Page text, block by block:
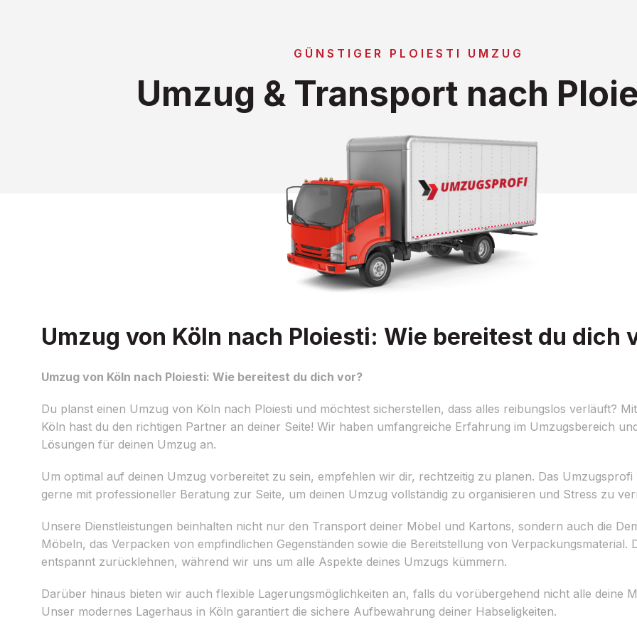
GÜNSTIGER PLOIESTI UMZUG
Umzug & Transport nach
Umzug von Köln nach Ploiesti: Wie bereitest du dich
Umzug von Köln nach Ploiesti: Wie bereitest du dich vor?
Du planst einen Umzug von Köln nach Ploiesti und möchtest sicherstellen, dass alles reibungslos verläuft?
Köln hast du den richtigen Partner an deiner Seite! Wir haben umfangreiche Erfahrung im Umzugsbereich
Lösungen für deinen Umzug an.
Um optimal auf deinen Umzug vorbereitet zu sein, empfehlen wir dir, rechtzeitig zu planen. Das Umzugsprofi
gerne mit professioneller Beratung zur Seite, um deinen Umzug vollständig zu organisieren und Stress zu
Unsere Dienstleistungen beinhalten nicht nur den Transport deiner Möbel und Kartons, sondern auch die
Möbeln, das Verpacken von empfindlichen Gegenständen sowie die Bereitstellung von Verpackungsmaterial.
entspannt zurücklehnen, während wir uns um alle Aspekte deines Umzugs kümmern.
Darüber hinaus bieten wir auch flexible Lagerungsmöglichkeiten an, falls du vorübergehend nicht alle deine
Unser modernes Lagerhaus in Köln garantiert die sichere Aufbewahrung deiner Habseligkeiten.